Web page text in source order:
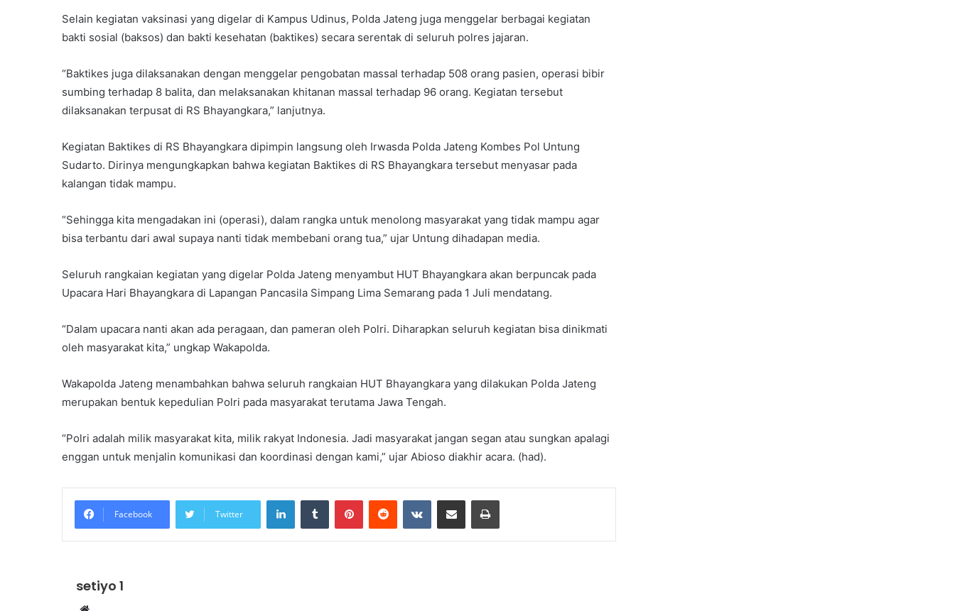
Selain kegiatan vaksinasi yang digelar di Kampus Udinus, Polda Jateng juga menggelar berbagai kegiatan
bakti sosial (baksos) dan bakti kesehatan (baktikes) secara serentak di seluruh polres jajaran.
“Baktikes juga dilaksanakan dengan menggelar pengobatan massal terhadap 508 orang pasien, operasi bibir
sumbing terhadap 8 balita, dan melaksanakan khitanan massal terhadap 96 orang. Kegiatan tersebut
dilaksanakan terpusat di RS Bhayangkara,” lanjutnya.
Kegiatan Baktikes di RS Bhayangkara dipimpin langsung oleh Irwasda Polda Jateng Kombes Pol Untung
Sudarto. Dirinya mengungkapkan bahwa kegiatan Baktikes di RS Bhayangkara tersebut menyasar pada
kalangan tidak mampu.
“Sehingga kita mengadakan ini (operasi), dalam rangka untuk menolong masyarakat yang tidak mampu agar
bisa terbantu dari awal supaya nanti tidak membebani orang tua,” ujar Untung dihadapan media.
Seluruh rangkaian kegiatan yang digelar Polda Jateng menyambut HUT Bhayangkara akan berpuncak pada
Upacara Hari Bhayangkara di Lapangan Pancasila Simpang Lima Semarang pada 1 Juli mendatang.
“Dalam upacara nanti akan ada peragaan, dan pameran oleh Polri. Diharapkan seluruh kegiatan bisa dinikmati
oleh masyarakat kita,” ungkap Wakapolda.
Wakapolda Jateng menambahkan bahwa seluruh rangkaian HUT Bhayangkara yang dilakukan Polda Jateng
merupakan bentuk kepedulian Polri pada masyarakat terutama Jawa Tengah.
“Polri adalah milik masyarakat kita, milik rakyat Indonesia. Jadi masyarakat jangan segan atau sungkan apalagi
enggan untuk menjalin komunikasi dan koordinasi dengan kami,” ujar Abioso diakhir acara. (had).
Facebook Twitter
LinkedInTumblr PinterestReddit VKontakteShare via Email Print
setiyo 1